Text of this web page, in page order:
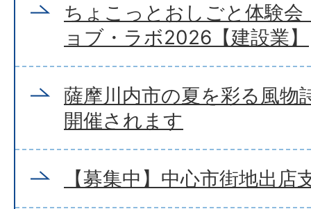
ちょこっとおしごと体験
ョブ・ラボ2026【建設業】
薩摩川内市の夏を彩る風物
開催されます
【募集中】中心市街地出